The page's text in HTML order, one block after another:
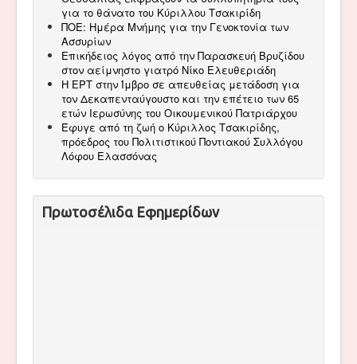
για το θάνατο του Κύριλλου Τσακιρίδη
ΠΟΕ: Ημέρα Μνήμης για την Γενοκτονία των
Ασσυρίων
Επικήδειος λόγος από την Παρασκευή Βρυζίδου
στον αείμνηστο γιατρό Νίκο Ελευθεριάδη
Η ΕΡΤ στην Ίμβρο σε απευθείας μετάδοση για
τον Δεκαπενταύγουστο και την επέτειο των 65
ετών Ιερωσύνης του Οικουμενικού Πατριάρχου
Έφυγε από τη ζωή ο Κύριλλος Τσακιρίδης,
πρόεδρος του Πολιτιστικού Ποντιακού Συλλόγου
Λόφου Ελασσόνας
Πρωτοσέλιδα Εφημερίδων